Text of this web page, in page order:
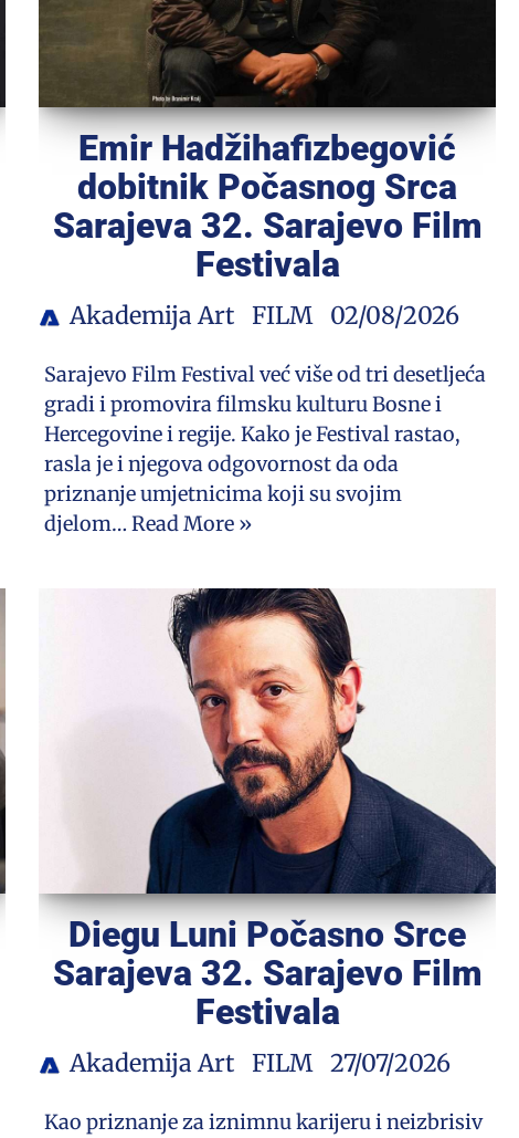
Emir Hadžihafizbegović
dobitnik Počasnog Srca
Sarajeva 32. Sarajevo Film
Festivala
Akademija Art FILM 02/08/2026
Sarajevo Film Festival već više od tri desetljeća
gradi i promovira filmsku kulturu Bosne i
Hercegovine i regije. Kako je Festival rastao,
rasla je i njegova odgovornost da oda
priznanje umjetnicima koji su svojim
djelom…Read More »
Diegu Luni Počasno Srce
Sarajeva 32. Sarajevo Film
Festivala
Akademija Art FILM 27/07/2026
Kao priznanje za iznimnu karijeru i neizbrisiv